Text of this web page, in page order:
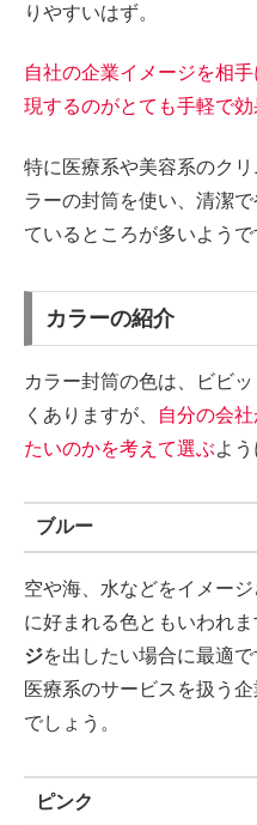
りやすいはず。
自社の企業イメージを相
現するのがとても手軽で効
特に医療系や美容系のク
ラーの封筒を使い、清潔
ているところが多いようで
カラーの紹介
カラー封筒の色は、ビビ
くありますが、
自分の会
たいのかを考えて選ぶよう
ブルー
空や海、水などをイメー
に好まれる色ともいわれま
ジを出したい場合に最適
医療系のサービスを扱う
でしょう。
ピンク